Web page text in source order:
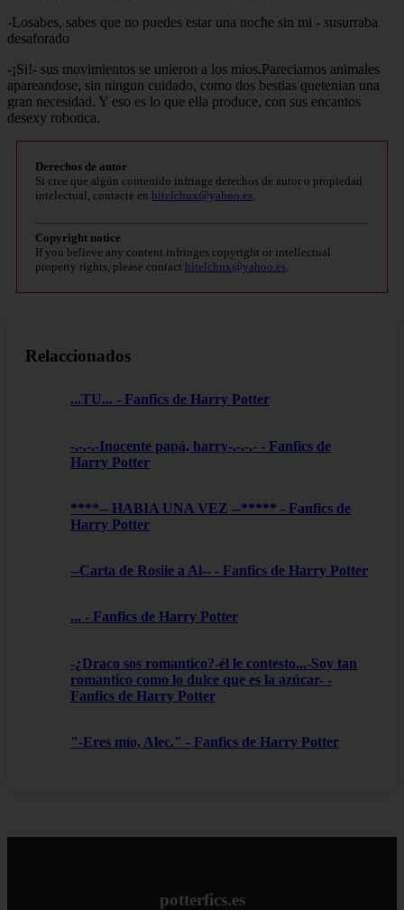
-Losabes, sabes que no puedes estar una noche sin mi - susurraba
desaforado
-¡Si!- sus movimientos se unieron a los mios.Pareciamos animales
apareandose, sin ningun cuidado, como dos bestias quetenian una
gran necesidad. Y eso es lo que ella produce, con sus encantos
desexy robotica.
Derechos de autor
Si cree que algún contenido infringe derechos de autor o propiedad
intelectual, contacte en bitelchux@yahoo.es
Copyright notice
If you believe any content infringes copyright or intellectual
property rights, please contact bitelchux@yahoo.es
Relaccionados
...TU... - Fanfics de Harry Potter
-.-.-.-Inocente papá, harry-.-.-.- - Fanfics de
Harry Potter
****-- HABIA UNA VEZ --***** - Fanfics de
Harry Potter
--Carta de Rosiie a Al-- - Fanfics de Harry Potter
... - Fanfics de Harry Potter
-¿Draco sos romantico?-él le contesto...-Soy tan
romantico como lo dulce que es la azúcar- -
Fanfics de Harry Potter
"-Eres mío, Alec." - Fanfics de Harry Potter
potterfics.es